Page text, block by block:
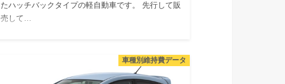
たハッチバックタイプの軽自動車です。 先行して販
売して…
車種別維持費データ